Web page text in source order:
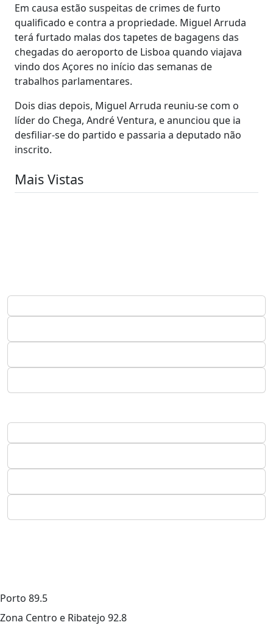
Em causa estão suspeitas de crimes de furto
qualificado e contra a propriedade. Miguel Arruda
terá furtado malas dos tapetes de bagagens das
chegadas do aeroporto de Lisboa quando viajava
vindo dos Açores no início das semanas de
trabalhos parlamentares.
Dois dias depois, Miguel Arruda reuniu-se com o
líder do Chega, André Ventura, e anunciou que ia
desfiliar-se do partido e passaria a deputado não
inscrito.
Mais Vistas
Porto 89.5
Zona Centro e Ribatejo 92.8